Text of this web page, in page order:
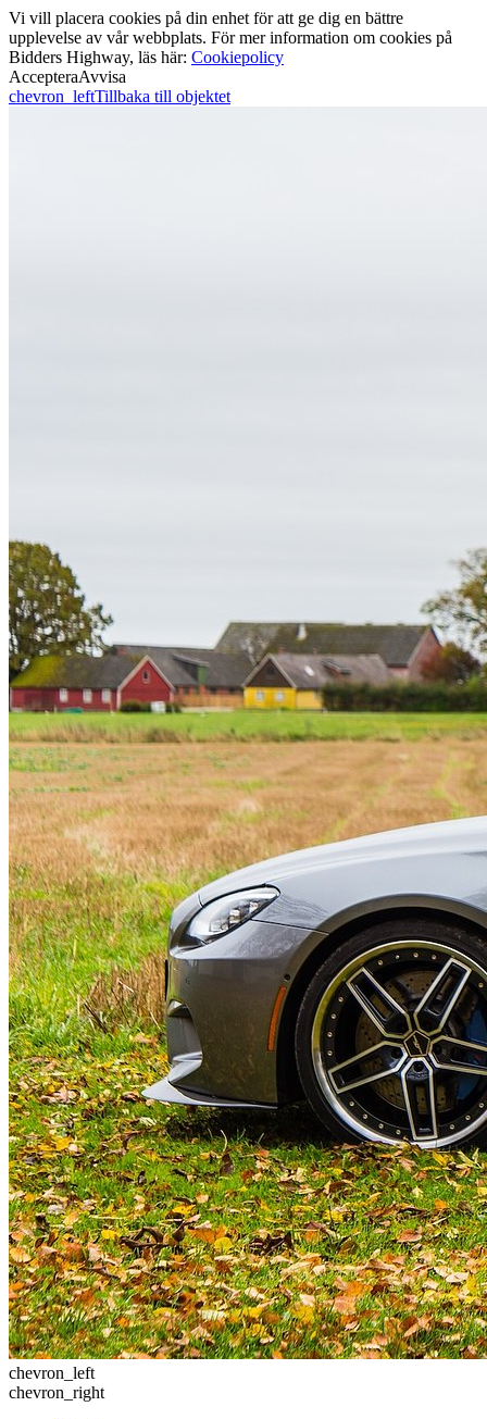
Vi vill placera cookies på din enhet för att ge dig en bättre
upplevelse av vår webbplats. För mer information om cookies på
Bidders Highway, läs här: Cookiepolicy
AccepteraAvvisa
chevron_leftTillbaka till objektet
chevron_left
chevron_right